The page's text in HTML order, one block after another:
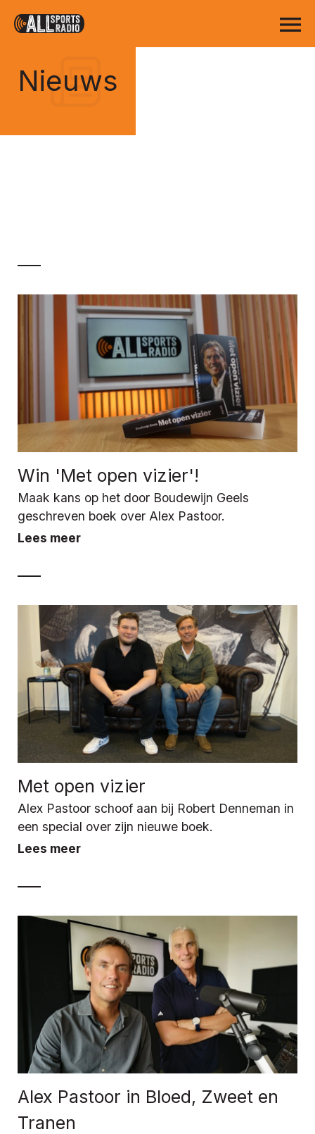
Nieuws
Win 'Met open vizier'!
Maak kans op het door Boudewijn Geels
geschreven boek over Alex Pastoor.
Lees meer
Met open vizier
Alex Pastoor schoof aan bij Robert Denneman in
een special over zijn nieuwe boek.
Lees meer
Alex Pastoor in Bloed, Zweet en
Tranen